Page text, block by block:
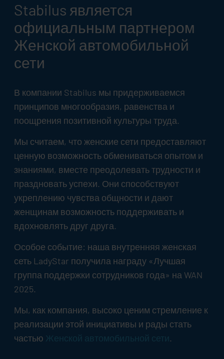
Stabilus является
официальным партнером
Женской автомобильной
сети
В компании Stabilus мы придерживаемся
принципов многообразия, равенства и
поощрения позитивной культуры труда.
Мы считаем, что женские сети предоставляют
ценную возможность обмениваться опытом и
знаниями, вместе преодолевать трудности и
праздновать успехи. Они способствуют
укреплению чувства общности и дают
женщинам возможность поддерживать и
вдохновлять друг друга.
Особое событие: наша внутренняя женская
сеть LadyStar получила награду «Лучшая
группа поддержки сотрудников года» на WAN
2025.
Мы, как компания, высоко ценим стремление к
реализации этой инициативы и рады стать
частью Женской автомобильной сети.